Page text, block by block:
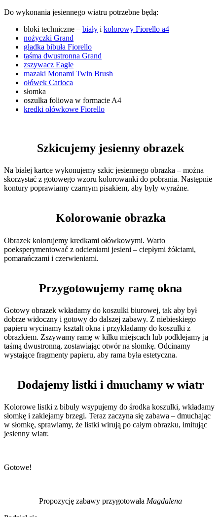
Do wykonania jesiennego wiatru potrzebne będą:
bloki techniczne – biały i kolorowy Fiorello a4
nożyczki Grand
gładka bibuła Fiorello
taśma dwustronna Grand
zszywacz Eagle
mazaki Monami Twin Brush
ołówek Carioca
słomka
oszulka foliowa w formacie A4
kredki ołówkowe Fiorello
Szkicujemy jesienny obrazek
Na białej kartce wykonujemy szkic jesiennego obrazka – można
skorzystać z gotowego wzoru kolorowanki do pobrania. Następnie
kontury poprawiamy czarnym pisakiem, aby były wyraźne.
Kolorowanie obrazka
Obrazek kolorujemy kredkami ołówkowymi. Warto
poeksperymentować z odcieniami jesieni – ciepłymi żółciami,
pomarańczami i czerwieniami.
Przygotowujemy ramę okna
Gotowy obrazek wkładamy do koszulki biurowej, tak aby był
dobrze widoczny i gotowy do dalszej zabawy. Z niebieskiego
papieru wycinamy kształt okna i przykładamy do koszulki z
obrazkiem. Zszywamy ramę w kilku miejscach lub podklejamy ją
taśmą dwustronną, zostawiając otwór na słomkę. Odcinamy
wystające fragmenty papieru, aby rama była estetyczna.
Dodajemy listki i dmuchamy w wiatr
Kolorowe listki z bibuły wsypujemy do środka koszulki, wkładamy
słomkę i zaklejamy brzegi. Teraz zaczyna się zabawa – dmuchając
w słomkę, sprawiamy, że listki wirują po całym obrazku, imitując
jesienny wiatr.
Gotowe!
Propozycję zabawy przygotowała Magdalena